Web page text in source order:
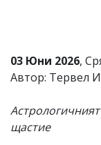
въвеждат
от
редакцията
не
03 Юни 2026,
Автор: Тервел
щастие